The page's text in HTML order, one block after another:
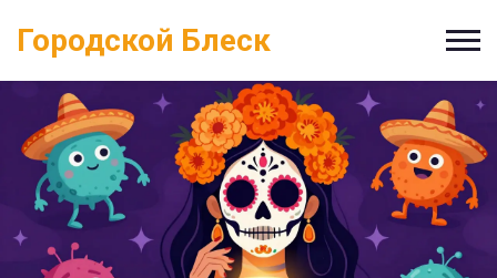
Городской Блеск